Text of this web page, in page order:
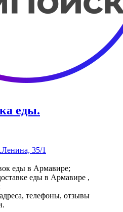
еды.
35/1
еды в Армавире;
еды в Армавире ,
телефоны, отзывы